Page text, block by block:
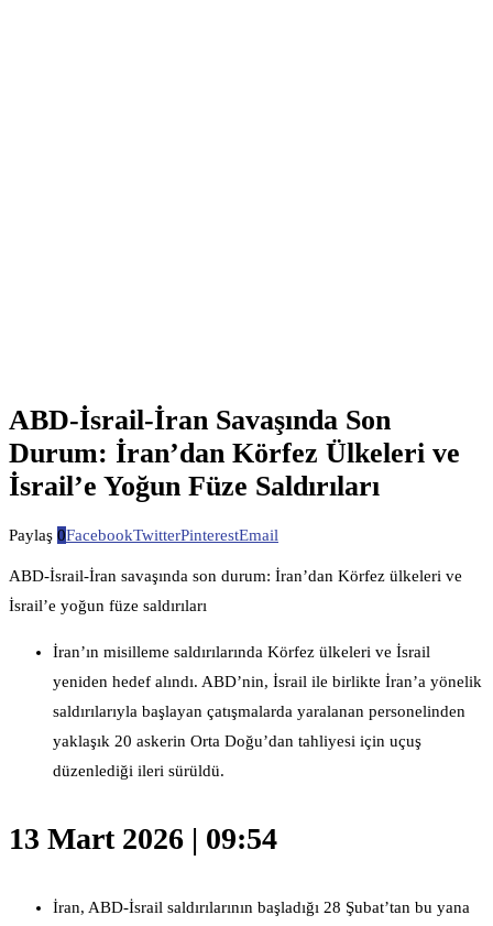
ABD-İsrail-İran Savaşında Son
Durum: İran’dan Körfez Ülkeleri ve
İsrail’e Yoğun Füze Saldırıları
Paylaş 0FacebookTwitterPinterestEmail
ABD-İsrail-İran savaşında son durum: İran’dan Körfez ülkeleri ve
İsrail’e yoğun füze saldırıları
İran’ın misilleme saldırılarında Körfez ülkeleri ve İsrail
yeniden hedef alındı. ABD’nin, İsrail ile birlikte İran’a yönelik
saldırılarıyla başlayan çatışmalarda yaralanan personelinden
yaklaşık 20 askerin Orta Doğu’dan tahliyesi için uçuş
düzenlediği ileri sürüldü.
13 Mart 2026 | 09:54
İran, ABD-İsrail saldırılarının başladığı 28 Şubat’tan bu yana